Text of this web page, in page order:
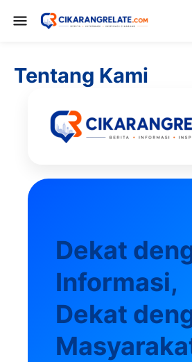
Tentang Kami
Dekat
Informasi,
Dekat